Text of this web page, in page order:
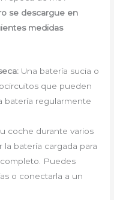
se descargue en
medidas
Una batería sucia o
que pueden
batería regularmente
coche durante varios
batería cargada para
Puedes
o conectarla a un